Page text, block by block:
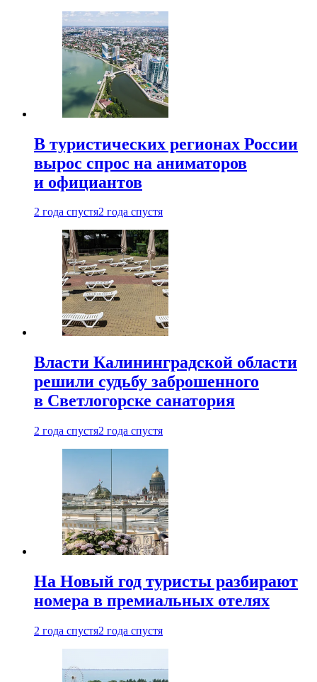
В туристических регионах России
вырос спрос на аниматоров
и официантов
2 года спустя2 года спустя
Власти Калининградской области
решили судьбу заброшенного
в Светлогорске санатория
2 года спустя2 года спустя
На Новый год туристы разбирают
номера в премиальных отелях
2 года спустя2 года спустя